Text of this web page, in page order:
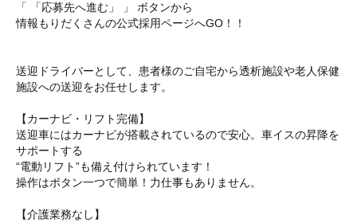
「 「応募先へ進む」 」 ボタンから
情報もりだくさんの公式採用ページへGO！！
送迎ドライバーとして、患者様のご自宅から透析施設や老人保健
施設への送迎をお任せします。
【カーナビ・リフト完備】
送迎車にはカーナビが搭載されているので安心。車イスの昇降を
サポートする
“電動リフト”も備え付けられています！
操作はボタン一つで簡単！力仕事もありません。
【介護業務なし】